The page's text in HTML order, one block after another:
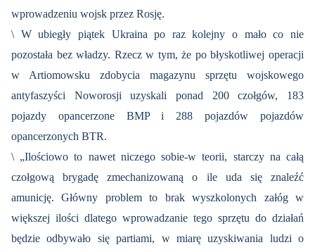
wprowadzeniu wojsk przez Rosję.
\ W ubiegły piątek Ukraina po raz kolejny o mało co nie
pozostała bez władzy. Rzecz w tym, że po błyskotliwej operacji
w Artiomowsku zdobycia magazynu sprzętu wojskowego
antyfaszyści Noworosji uzyskali ponad 200 czołgów, 183
pojazdy opancerzone BMP i 288 pojazdów pojazdów
opancerzonych BTR.
\ „Ilościowo to nawet niczego sobie-w teorii, starczy na całą
czołgową brygadę zmechanizowaną o ile uda się znaleźć
amunicję. Główny problem to brak wyszkolonych załóg w
większej ilości dlatego wprowadzanie tego sprzętu do działań
będzie odbywało się partiami, w miarę uzyskiwania ludzi o